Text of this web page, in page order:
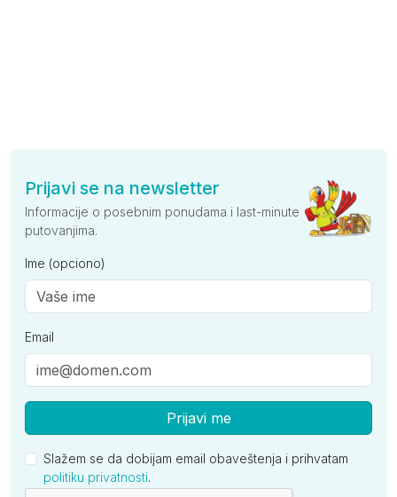
Prijavi se na newsletter
Informacije o posebnim ponudama i last-minute
putovanjima.
Ime (opciono)
Email
Prijavi me
Slažem se da dobijam email obaveštenja i prihvatam
politiku privatnosti.